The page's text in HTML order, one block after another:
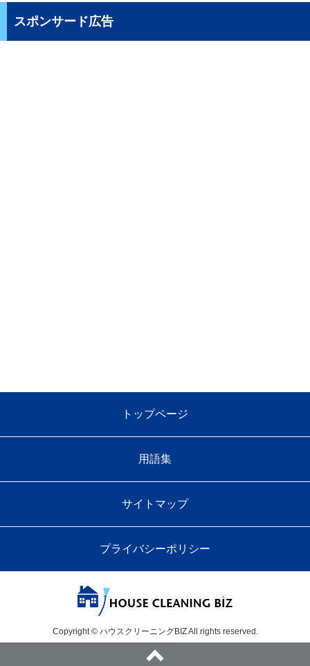
スポンサード広告
トップページ
用語集
サイトマップ
プライバシーポリシー
Copyright © ハウスクリーニングBIZ All rights reserved.